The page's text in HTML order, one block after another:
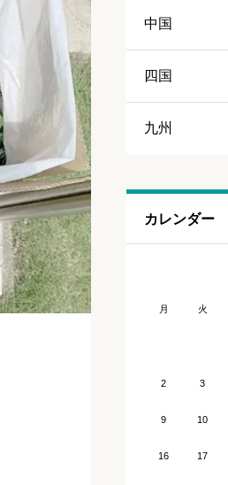
山形
福島
茨城
千葉
埼玉
愛知
山梨
長野
三重
京都
和歌山
中国
岡山
広島
四国
徳島
九州
宮崎
カレンダー
月 火
2 3
9 10
16 17